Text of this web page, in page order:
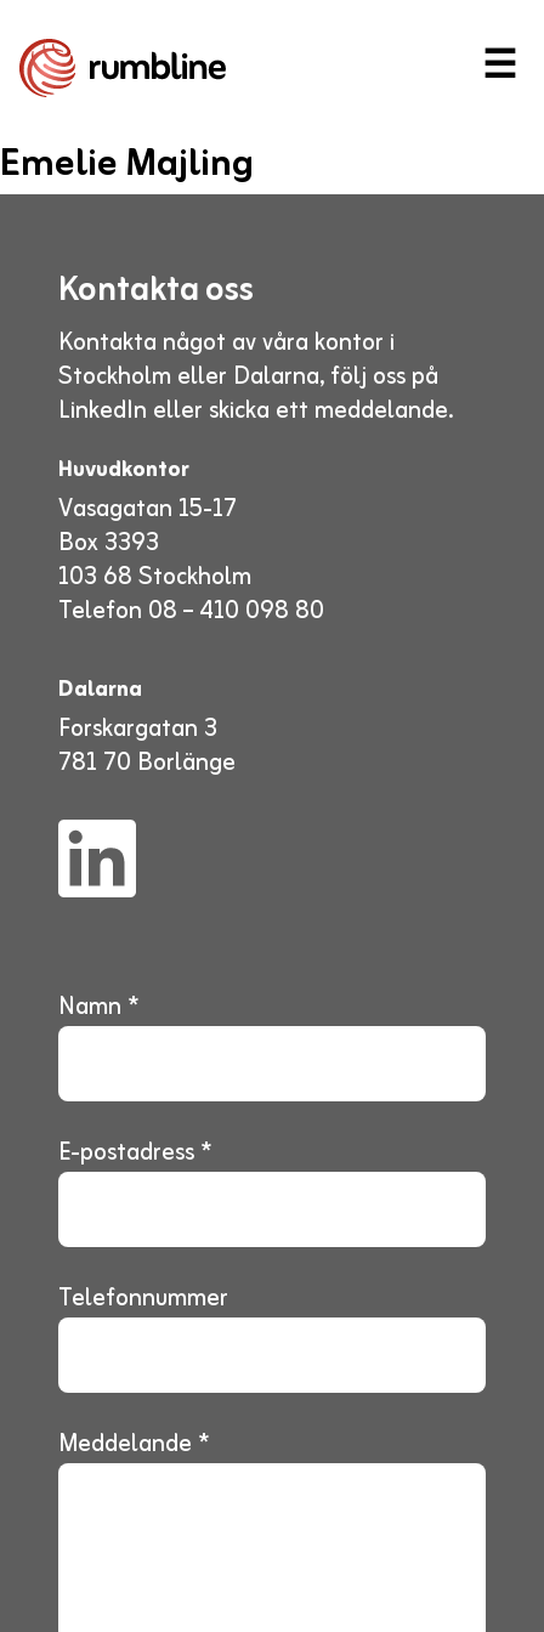
☰
Vårt erbjudande
Konsulter
Företaget
Kontakta oss
English
Emelie Majling
Kontakta oss
Kontakta något av våra kontor i
Stockholm eller Dalarna, följ oss på
LinkedIn eller skicka ett meddelande.
Huvudkontor
Vasagatan 15-17
Box 3393
103 68 Stockholm
Telefon 08 – 410 098 80
Dalarna
Forskargatan 3
781 70 Borlänge
Namn *
E-postadress *
Telefonnummer
Meddelande *